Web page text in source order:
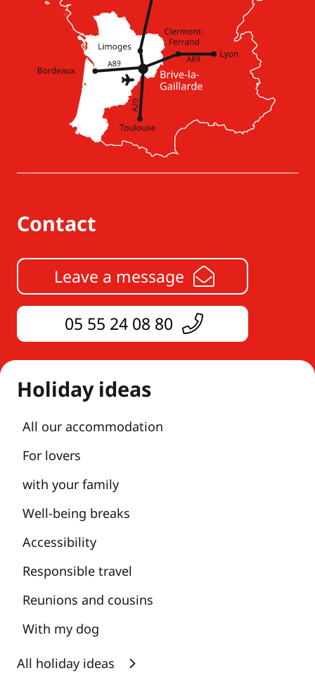
Contact
Leave a message
05 55 24 08 80
Holiday ideas
All our accommodation
For lovers
with your family
Well-being breaks
Accessibility
Responsible travel
Reunions and cousins
With my dog
All holiday ideas